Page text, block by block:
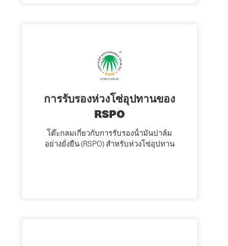
การรับรองห่วงโซ่อุปทานของ
RSPO
โต๊ะกลมเกี่ยวกับการรับรองน้ํามันปาล์ม
อย่างยั่งยืน (RSPO) สําหรับห่วงโซ่อุปทาน